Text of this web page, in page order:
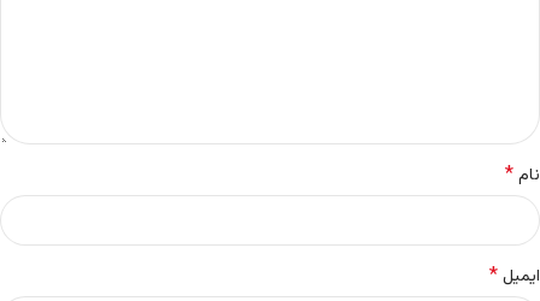
نام*
ایمیل*